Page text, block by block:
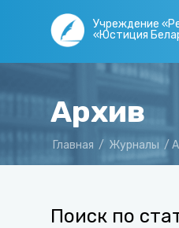
Учреждение
«Юстиция
Архив
Главная / Журналы /
Поиск по